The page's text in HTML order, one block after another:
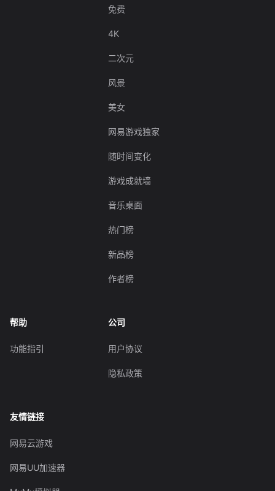
免费
4K
二次元
风景
美女
网易游戏独家
随时间变化
游戏成就墙
音乐桌面
热门榜
新品榜
作者榜
帮助
功能指引
公司
用户协议
隐私政策
友情链接
网易云游戏
网易UU加速器